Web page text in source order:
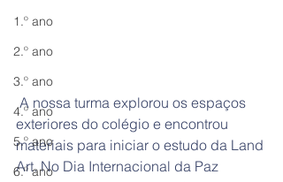
1.º ano
2.º ano
3.º ano
4.º ano
5.º ano
6.º ano
A nossa turma explorou os espaços
exteriores do colégio e encontrou
materiais para iniciar o estudo da Land
Art. No Dia Internacional da Paz